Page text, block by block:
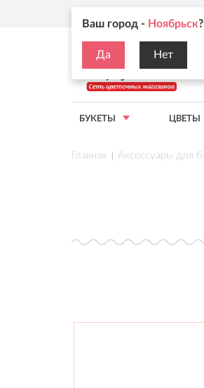
Ваш город - Ноябрьск?
Да Нет
БУКЕТЫ ЦВЕТЫ
Главная Аксессуары для